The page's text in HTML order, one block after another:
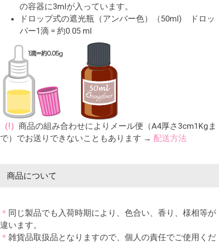
の容器に3mlが入っています。
ドロップ式の遮光瓶（アンバー色）（50ml) ドロッ
パー1滴 = 約0.05 ml
（!） 商品の組み合わせによりメール便（A4厚さ3cm1Kgま
で）でお送りできないこともあります → 配送方法
商品について
＊ 同じ製品でも入荷時期により、色合い、香り、様相等が
違います。
＊ 雑貨品取扱品となりますので、個人の責任でご使用くだ